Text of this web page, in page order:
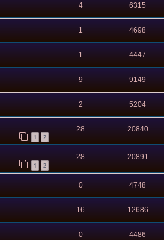
4 6315
1 4698
1 4447
9 9149
2 5204
1 2
28 20840
1 2
28 20891
0 4748
16 12686
0 4486